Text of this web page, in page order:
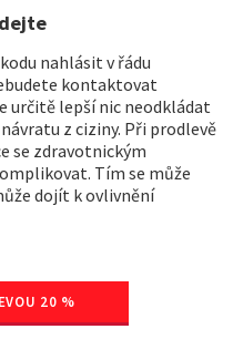
nahlásit v řádu
kontaktovat
určitě lepší nic neodkládat
z ciziny. Při prodlevě
se zdravotnickým
Tím se může
dojít k ovlivnění
20 %